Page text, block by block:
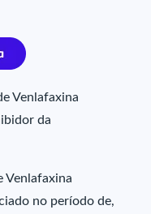
Venlafaxina
da
Venlafaxina
no período de,